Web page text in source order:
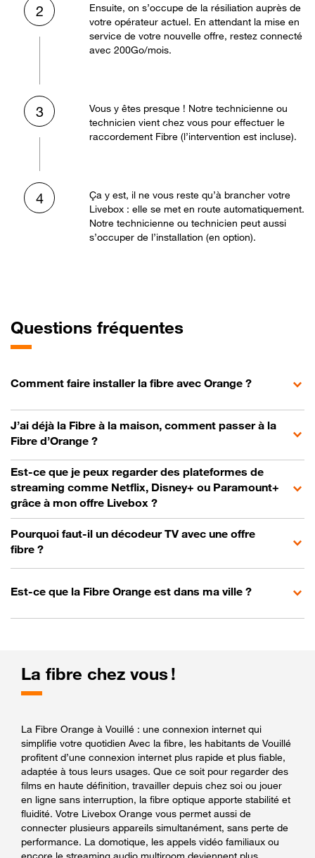
2
Ensuite, on s’occupe de la résiliation auprès de
votre opérateur actuel. En attendant la mise en
service de votre nouvelle offre, restez connecté
avec 200Go/mois.
3
Vous y êtes presque ! Notre technicienne ou
technicien vient chez vous pour effectuer le
raccordement Fibre (l’intervention est incluse).
4
Ça y est, il ne vous reste qu’à brancher votre
Livebox : elle se met en route automatiquement.
Notre technicienne ou technicien peut aussi
s’occuper de l’installation (en option).
Questions fréquentes
Comment faire installer la fibre avec Orange ?
J’ai déjà la Fibre à la maison, comment passer à la
Fibre d’Orange ?
Est-ce que je peux regarder des plateformes de
streaming comme Netflix, Disney+ ou Paramount+
grâce à mon offre Livebox ?
Pourquoi faut-il un décodeur TV avec une offre
fibre ?
Est-ce que la Fibre Orange est dans ma ville ?
La fibre chez vous !
La Fibre Orange à Vouillé : une connexion internet qui
simplifie votre quotidien Avec la fibre, les habitants de Vouillé
profitent d’une connexion internet plus rapide et plus fiable,
adaptée à tous leurs usages. Que ce soit pour regarder des
films en haute définition, travailler depuis chez soi ou jouer
en ligne sans interruption, la fibre optique apporte stabilité et
fluidité. Votre Livebox Orange vous permet aussi de
connecter plusieurs appareils simultanément, sans perte de
performance. La domotique, les appels vidéo familiaux ou
encore le streaming audio multiroom deviennent plus